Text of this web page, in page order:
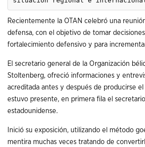
Recientemente la OTAN celebró una
defensa, con el objetivo de tomar
fortalecimiento defensivo y para
El secretario general de la Organización
Stoltenberg, ofreció informaciones y
acreditada antes y después de producirse
estuvo presente, en primera fila el
estadounidense.
Inició su exposición, utilizando el método
mentira muchas veces tratando de